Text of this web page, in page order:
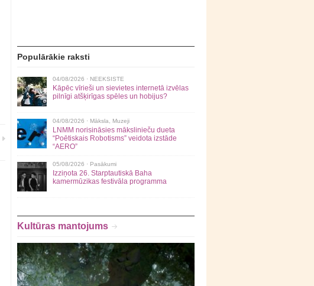
Populārākie raksti
04/08/2026 · NEEKSISTE
Kāpēc vīrieši un sievietes internetā izvēlas
pilnīgi atšķirīgas spēles un hobijus?
04/08/2026 · Māksla Muzeji
LNMM norisināsies mākslinieču dueta
“Poētiskais Robotisms” veidota izstāde
“AERO”
05/08/2026 · Pasākumi
Izziņota 26. Starptautiskā Baha
kamermūzikas festivāla programma
Kultūras mantojums